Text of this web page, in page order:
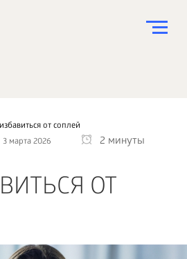
от соплей
3 марта 2026
2 минуты
ОТ